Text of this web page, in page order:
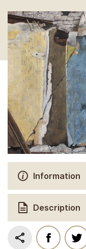
Information
Description